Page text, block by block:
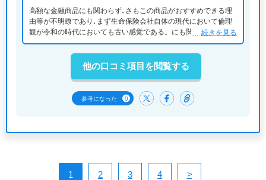
高額な金融商品にも関わらず､さもこの商品がおすすめできる理
由等が不明瞭であり､まず生命保険会社自体の現代において倫理
観が令和の時代においても古い感覚である。にも関わらず､日本
独特の村社会の道徳観から友人知人､親族等の人間関係で営業さ
せすぎが問題点であるので
続きを見る
参考になった 0
他の口コミ項目を閲覧する
1 2 3 4 >